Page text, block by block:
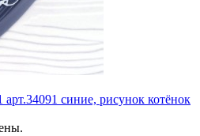
синие, рисунок котёнок